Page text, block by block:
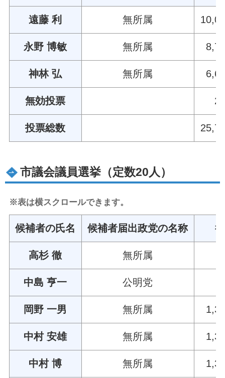
遠藤 利 無所属
永野 博敏 無所属
神林 弘 無所属
無効投票
投票総数
市議会議員選挙（定数20人）
※表は横スクロールできます。
候補者の氏名 候補者届出政党の名称
高杉 徹 無所属
中島 亨一 公明党
岡野 一男 無所属
中村 安雄 無所属
中村 博 無所属